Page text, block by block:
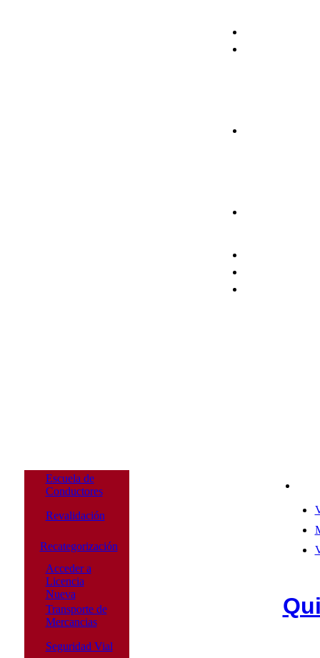
Escuela de
Conductores
Revalidación
Recategorización
Acceder a
Licencia
Nueva
Transporte de
Mercancias
Seguridad Vial